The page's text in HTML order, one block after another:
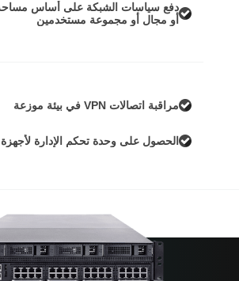
دفع سياسات الشبكة على أساس مساحة
أو مجال أو مجموعة مستخدمين
مراقبة اتصالات VPN في بيئة موزعة
الحصول على وحدة تحكم الإدارة